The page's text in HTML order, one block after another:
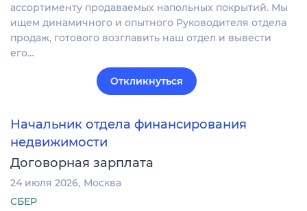
ассортименту продаваемых напольных покрытий. Мы
ищем динамичного и опытного Руководителя отдела
продаж, готового возглавить наш отдел и вывести
его…
Откликнуться
Начальник отдела финансирования
недвижимости
Договорная зарплата
24 июля 2026 Москва
СБЕР